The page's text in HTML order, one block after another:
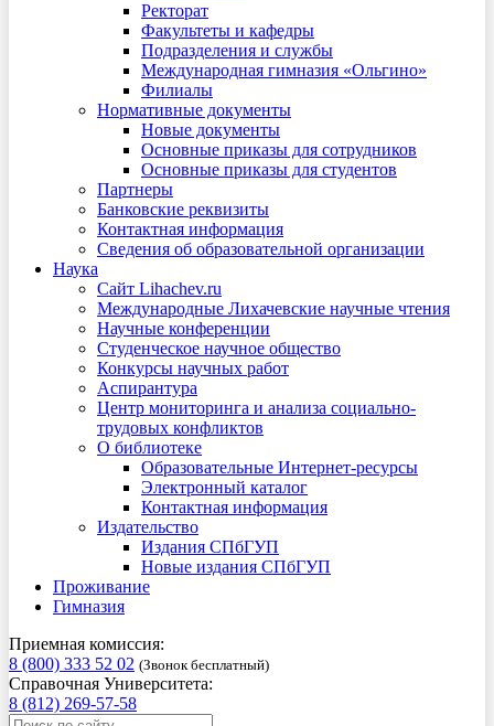
Ректорат
Факультеты и кафедры
Подразделения и службы
Международная гимназия «Ольгино»
Филиалы
Нормативные документы
Новые документы
Основные приказы для сотрудников
Основные приказы для студентов
Партнеры
Банковские реквизиты
Контактная информация
Сведения об образовательной организации
Наука
Сайт Lihachev.ru
Международные Лихачевские научные чтения
Научные конференции
Студенческое научное общество
Конкурсы научных работ
Аспирантура
Центр мониторинга и анализа социально-
трудовых конфликтов
О библиотеке
Образовательные Интернет-ресурсы
Электронный каталог
Контактная информация
Издательство
Издания СПбГУП
Новые издания СПбГУП
Проживание
Гимназия
Приемная комиссия:
8 (800) 333 52 02 (Звонок бесплатный)
Справочная Университета:
8 (812) 269-57-58